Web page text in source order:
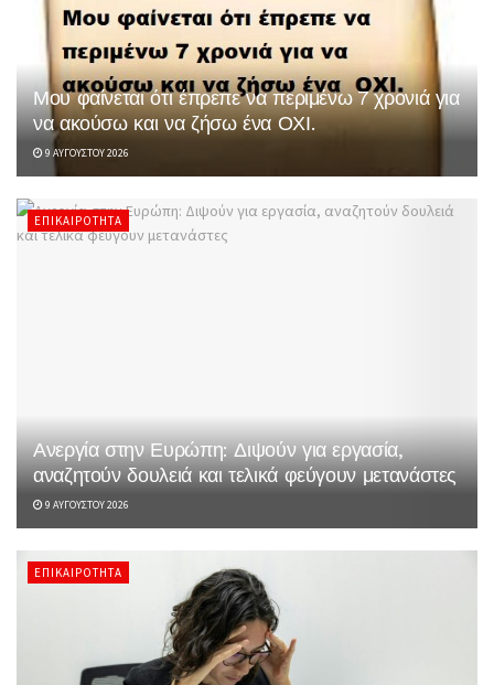
Μου φαίνεται ότι έπρεπε να περιμένω 7 χρονιά για
να ακούσω και να ζήσω ένα ΟΧΙ.
9 ΑΥΓΟΎΣΤΟΥ 2026
ΕΠΙΚΑΙΡΌΤΗΤΑ
Ανεργία στην Ευρώπη: Διψούν για εργασία,
αναζητούν δουλειά και τελικά φεύγουν μετανάστες
9 ΑΥΓΟΎΣΤΟΥ 2026
ΕΠΙΚΑΙΡΌΤΗΤΑ